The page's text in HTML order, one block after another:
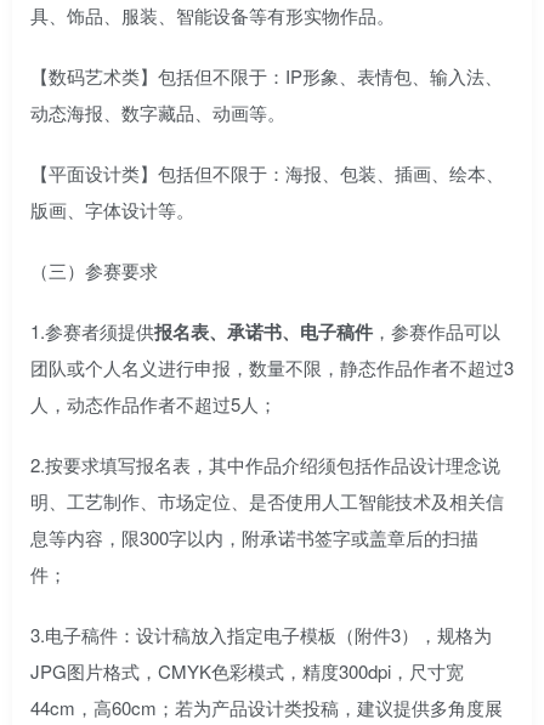
具、饰品、服装、智能设备等有形实物作品。
【数码艺术类】包括但不限于：IP形象、表情包、输入法、
动态海报、数字藏品、动画等。
【平面设计类】包括但不限于：海报、包装、插画、绘本、
版画、字体设计等。
（三）参赛要求
1.参赛者须提供报名表、承诺书、电子稿件 ，参赛作品可以
团队或个人名义进行申报，数量不限，静态作品作者不超过3
人，动态作品作者不超过5人；
2.按要求填写报名表，其中作品介绍须包括作品设计理念说
明、工艺制作、市场定位、是否使用人工智能技术及相关信
息等内容，限300字以内，附承诺书签字或盖章后的扫描
件；
3.电子稿件：设计稿放入指定电子模板（附件3），规格为
JPG图片格式，CMYK色彩模式，精度300dpi，尺寸宽
44cm，高60cm；若为产品设计类投稿，建议提供多角度展